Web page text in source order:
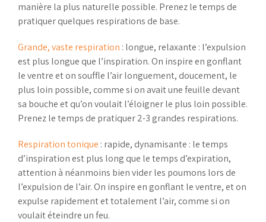
manière la plus naturelle possible. Prenez le temps de
pratiquer quelques respirations de base.
Grande, vaste respiration : longue, relaxante : l’expulsion
est plus longue que l’inspiration. On inspire en gonflant
le ventre et on souffle l’air longuement, doucement, le
plus loin possible, comme si on avait une feuille devant
sa bouche et qu’on voulait l’éloigner le plus loin possible.
Prenez le temps de pratiquer 2-3 grandes respirations.
Respiration tonique : rapide, dynamisante : le temps
d’inspiration est plus long que le temps d’expiration,
attention à néanmoins bien vider les poumons lors de
l’expulsion de l’air. On inspire en gonflant le ventre, et on
expulse rapidement et totalement l’air, comme si on
voulait éteindre un feu.